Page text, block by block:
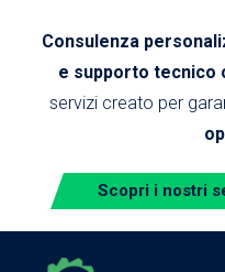
Consulenza
e supporto tecnico
servizi creato per
Scopri i nostri